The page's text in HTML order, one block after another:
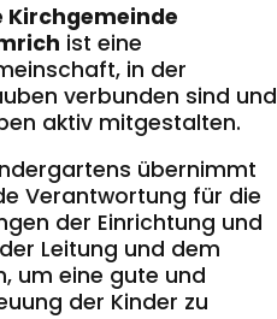
Kirchgemeinde
ist eine
in der
verbunden sind und
aktiv mitgestalten.
übernimmt
Verantwortung für die
der Einrichtung und
Leitung und dem
um eine gute und
der Kinder zu